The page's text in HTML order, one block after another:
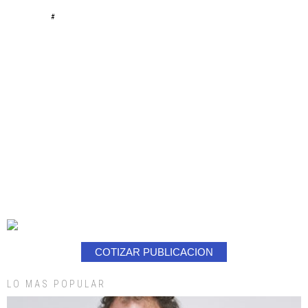
#
COTIZAR PUBLICACION
LO MAS POPULAR